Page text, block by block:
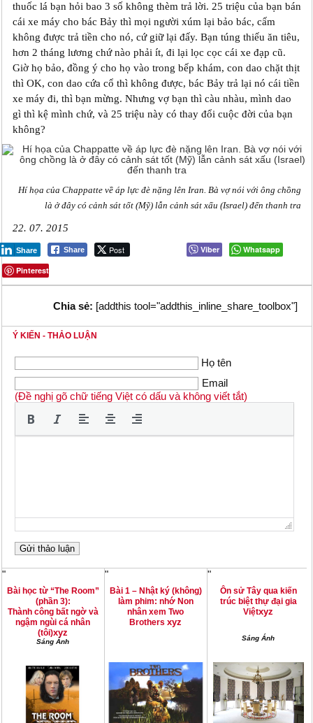
thuốc lá bạn hỏi bao 3 số không thèm trả lời. 25 triệu của bạn bán
cái xe máy cho bác Bảy thì mọi người xúm lại bảo bác, cấm
không được trả tiền cho nó, cứ giữ lại đấy. Bạn túng thiếu ăn tiêu,
hơn 2 tháng lương chứ nào phải ít, đi lại lọc cọc cái xe đạp cũ.
Giờ họ bảo, đồng ý cho họ vào trong bếp khám, con dao chặt thịt
thì OK, con dao cứa cổ thì không được, bác Bảy trả lại nó cái tiền
xe máy đi, thì bạn mừng. Nhưng vợ bạn thì càu nhàu, mình dao
gì thì kệ mình chứ, và 25 triệu này có thay đổi cuộc đời của bạn
không?
Hí họa của Chappatte về áp lực đè nặng lên Iran. Bà vợ nói với ông chồng
là ở đây có cảnh sát tốt (Mỹ) lẫn cảnh sát xấu (Israel) đến thanh tra
22. 07. 2015
Share Post
Share Viber
Whatsapp
Pinterest
Chia sẻ: [addthis tool="addthis_inline_share_toolbox"]
Ý KIẾN - THẢO LUẬN
Họ tên
Email
(Đề nghị gõ chữ tiếng Việt có dấu và không viết tắt)
"
Bài học từ “The Room”
(phần 3):
Thành công bất ngờ và
ngậm ngùi cá nhân
(tôi)xyz
Sáng Ánh
"
Bài 1 – Nhật ký (không)
làm phim: nhớ Non
nhân xem Two
Brothersxyz
"
Ôn sử Tây qua kiến
trúc biệt thự đại gia
Việtxyz
Sáng Ánh